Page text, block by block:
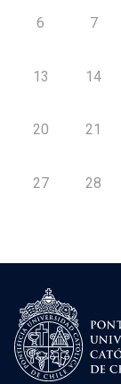
6 7
13 14
20 21
27 28